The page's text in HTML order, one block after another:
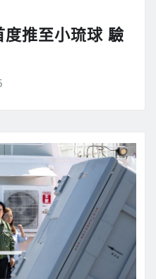
推至小琉球 驗